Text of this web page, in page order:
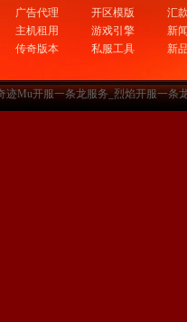
广告代理
主机租用
传奇版本
开区模版
游戏引擎
私服工具
汇
新
新
Mu开服一条龙服务_烈焰开服一条